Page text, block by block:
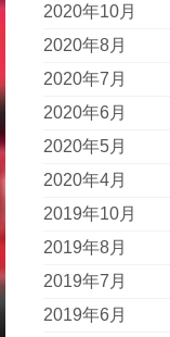
2020年10月
2020年8月
2020年7月
2020年6月
2020年5月
2020年4月
2019年10月
2019年8月
2019年7月
2019年6月